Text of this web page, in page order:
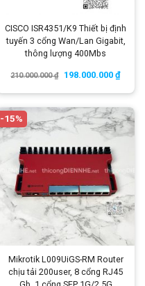
CISCO ISR4351/K9 Thiết bị định
tuyến 3 cổng Wan/Lan Gigabit,
thông lượng 400Mbs
210.000.000₫ 198.000.000 ₫
-15%
Mikrotik L009UiGS-RM Router
chịu tải 200user, 8 cổng RJ45